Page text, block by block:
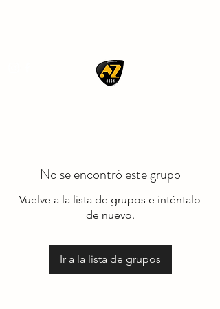
No se encontró este grupo
Vuelve a la lista de grupos e inténtalo
de nuevo.
Ir a la lista de grupos